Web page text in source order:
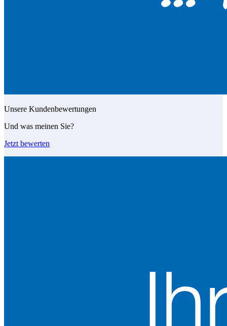
Unsere Kundenbewertungen
Und was meinen Sie?
Jetzt bewerten